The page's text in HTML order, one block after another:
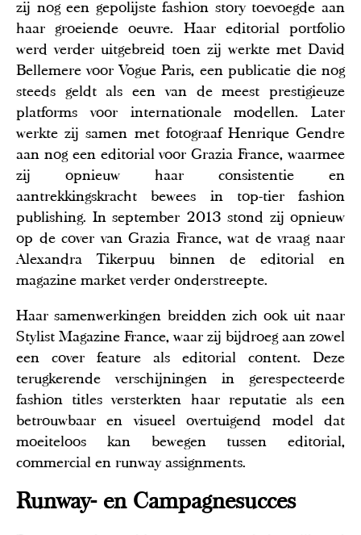
zij nog een gepolijste fashion story toevoegde aan
haar groeiende oeuvre. Haar editorial portfolio
werd verder uitgebreid toen zij werkte met David
Bellemere voor Vogue Paris, een publicatie die nog
steeds geldt als een van de meest prestigieuze
platforms voor internationale modellen. Later
werkte zij samen met fotograaf Henrique Gendre
aan nog een editorial voor Grazia France, waarmee
zij opnieuw haar consistentie en
aantrekkingskracht bewees in top-tier fashion
publishing. In september 2013 stond zij opnieuw
op de cover van Grazia France, wat de vraag naar
Alexandra Tikerpuu binnen de editorial en
magazine market verder onderstreepte.
Haar samenwerkingen breidden zich ook uit naar
Stylist Magazine France, waar zij bijdroeg aan zowel
een cover feature als editorial content. Deze
terugkerende verschijningen in gerespecteerde
fashion titles versterkten haar reputatie als een
betrouwbaar en visueel overtuigend model dat
moeiteloos kan bewegen tussen editorial,
commercial en runway assignments.
Runway- en Campagnesucces